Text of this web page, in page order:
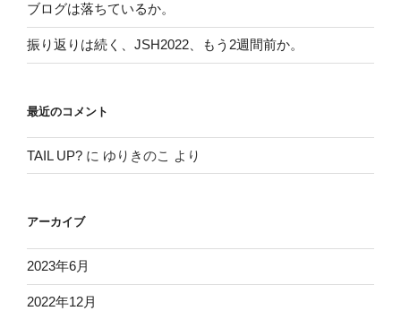
ブログは落ちているか。
振り返りは続く、JSH2022、もう2週間前か。
最近のコメント
TAIL UP? に ゆりきのこ より
アーカイブ
2023年6月
2022年12月